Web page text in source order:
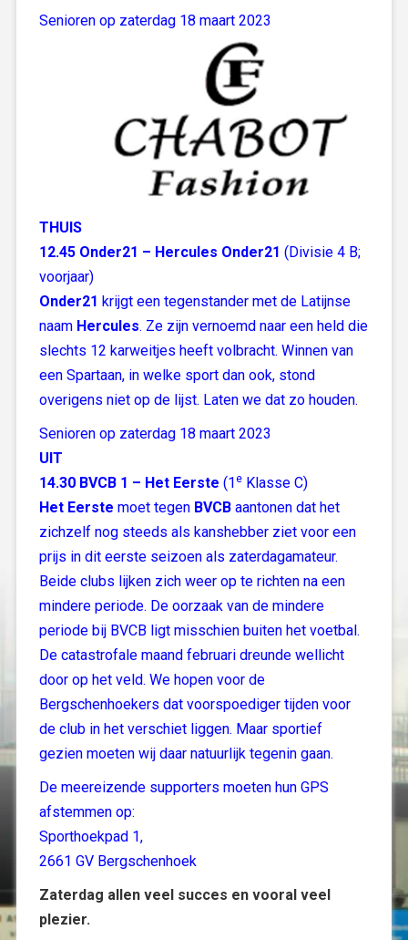
Senioren op zaterdag 18 maart 2023
THUIS
12.45 Onder21 – Hercules Onder21 (Divisie 4 B;
voorjaar)
Onder21 krijgt een tegenstander met de Latijnse
naam Hercules. Ze zijn vernoemd naar een held die
slechts 12 karweitjes heeft volbracht. Winnen van
een Spartaan, in welke sport dan ook, stond
overigens niet op de lijst. Laten we dat zo houden.
Senioren op zaterdag 18 maart 2023
UIT
14.30 BVCB 1 – Het Eerste (1e Klasse C)
Het Eerste moet tegen BVCB aantonen dat het
zichzelf nog steeds als kanshebber ziet voor een
prijs in dit eerste seizoen als zaterdagamateur.
Beide clubs lijken zich weer op te richten na een
mindere periode. De oorzaak van de mindere
periode bij BVCB ligt misschien buiten het voetbal.
De catastrofale maand februari dreunde wellicht
door op het veld. We hopen voor de
Bergschenhoekers dat voorspoediger tijden voor
de club in het verschiet liggen. Maar sportief
gezien moeten wij daar natuurlijk tegenin gaan.
De meereizende supporters moeten hun GPS
afstemmen op:
Sporthoekpad 1,
2661 GV Bergschenhoek
Zaterdag allen veel succes en vooral veel
plezier.